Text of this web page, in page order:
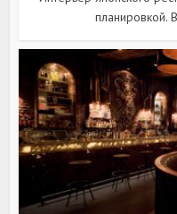
планировкой.